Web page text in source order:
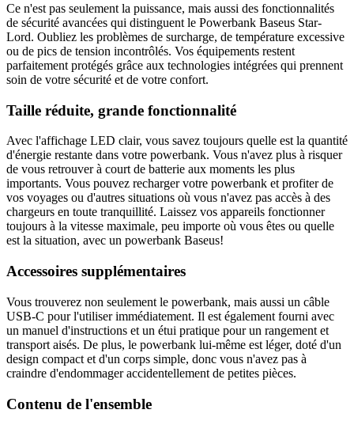
Ce n'est pas seulement la puissance, mais aussi des fonctionnalités
de sécurité avancées qui distinguent le Powerbank Baseus Star-
Lord. Oubliez les problèmes de surcharge, de température excessive
ou de pics de tension incontrôlés. Vos équipements restent
parfaitement protégés grâce aux technologies intégrées qui prennent
soin de votre sécurité et de votre confort.
Taille réduite, grande fonctionnalité
Avec l'affichage LED clair, vous savez toujours quelle est la quantité
d'énergie restante dans votre powerbank. Vous n'avez plus à risquer
de vous retrouver à court de batterie aux moments les plus
importants. Vous pouvez recharger votre powerbank et profiter de
vos voyages ou d'autres situations où vous n'avez pas accès à des
chargeurs en toute tranquillité. Laissez vos appareils fonctionner
toujours à la vitesse maximale, peu importe où vous êtes ou quelle
est la situation, avec un powerbank Baseus!
Accessoires supplémentaires
Vous trouverez non seulement le powerbank, mais aussi un câble
USB-C pour l'utiliser immédiatement. Il est également fourni avec
un manuel d'instructions et un étui pratique pour un rangement et
transport aisés. De plus, le powerbank lui-même est léger, doté d'un
design compact et d'un corps simple, donc vous n'avez pas à
craindre d'endommager accidentellement de petites pièces.
Contenu de l'ensemble